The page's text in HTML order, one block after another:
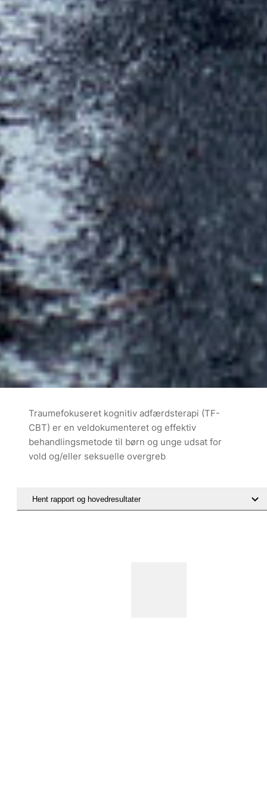
Traumefokuseret kognitiv adfærdsterapi (TF-
CBT) er en veldokumenteret og effektiv
behandlingsmetode til børn og unge udsat for
vold og/eller seksuelle overgreb
Hent rapport og hovedresultater